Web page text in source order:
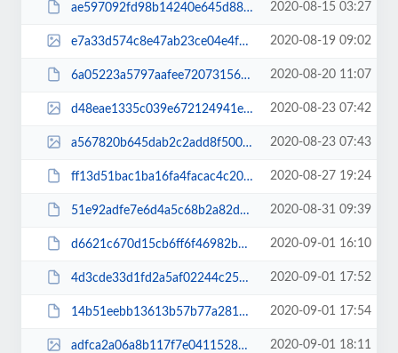
ae597092fd98b14240e645d88b12552c.pdf 2020-08-15 03:27
e7a33d574c8e47ab23ce04e4fe820000.jpg 2020-08-19 09:02
6a05223a5797aafee7207315666b1cae.pdf 2020-08-20 11:07
d48eae1335c039e672124941e07261b5.jpg 2020-08-23 07:42
a567820b645dab2c2add8f50071e7e2e.jpg 2020-08-23 07:43
ff13d51bac1ba16fa4facac4c20361d1.pdf 2020-08-27 19:24
51e92adfe7e6d4a5c68b2a82d46dbadd.pdf 2020-08-31 09:39
d6621c670d15cb6ff6f46982b753eccc.pdf 2020-09-01 16:10
4d3cde33d1fd2a5af02244c25d5f962b.pdf 2020-09-01 17:52
14b51eebb13613b57b77a28137719e70.pdf 2020-09-01 17:54
adfca2a06a8b117f7e04115286be3c94.jpg 2020-09-01 18:11